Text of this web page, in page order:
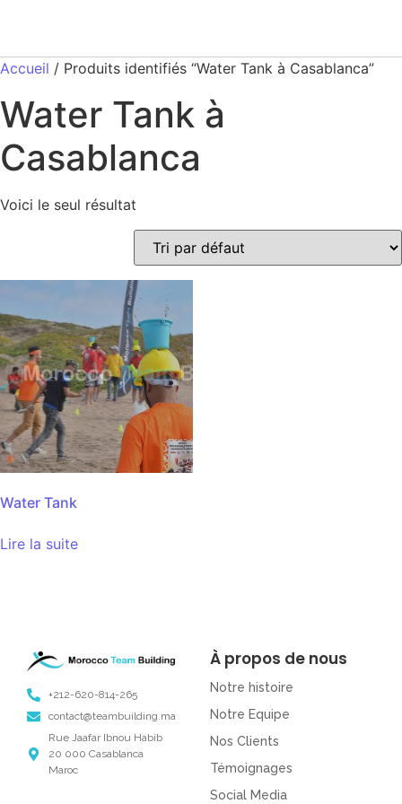
Accueil / Produits identifiés “Water Tank à Casablanca”
Water Tank à
Casablanca
Voici le seul résultat
Water Tank
Lire la suite
+212-620-814-265
contact@teambuilding.ma
Rue Jaafar Ibnou Habib
20 000 Casablanca
Maroc
À propos de nous
Notre histoire
Notre Equipe
Nos Clients
Témoignages
Social Media